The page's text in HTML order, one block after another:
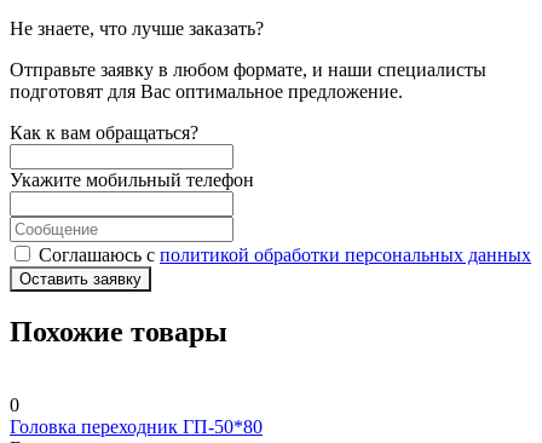
Не знаете, что лучше заказать?
Отправьте заявку в любом формате, и наши специалисты
подготовят для Вас оптимальное предложение.
Как к вам обращаться?
Укажите мобильный телефон
Соглашаюсь с политикой обработки персональных данных
Оставить заявку
Похожие товары
0
Головка переходник ГП-50*80